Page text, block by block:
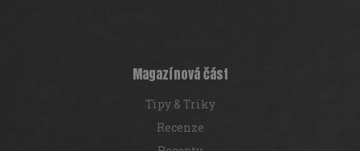
Magazínová část
Tipy & Triky
Recenze